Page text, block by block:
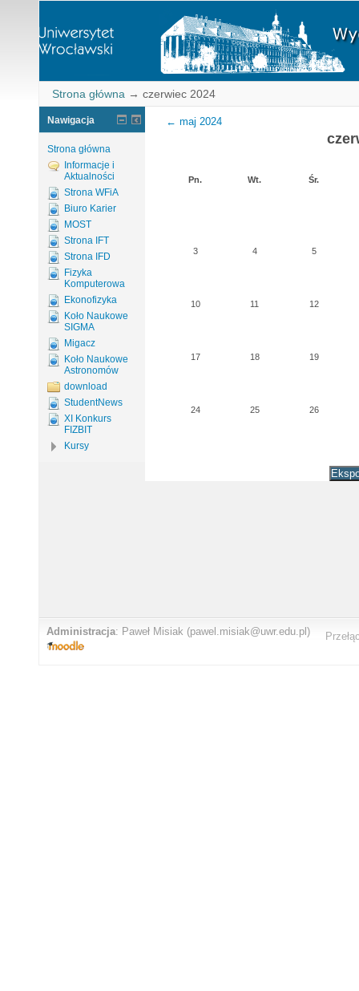
Strona główna → czerwiec 2024
← maj 2024
Pn. Wt. Śr.
3 4 5
10 11 12
17 18 19
24 25 26
Nawigacja
Strona główna
Informacje i
Aktualności
Strona WFiA
Biuro Karier
MOST
Strona IFT
Strona IFD
Fizyka
Komputerowa
Ekonofizyka
Koło Naukowe
SIGMA
Migacz
Koło Naukowe
Astronomów
download
StudentNews
XI Konkurs
FIZBIT
Kursy
Administracja: Paweł Misiak (pawel.misiak@uwr.edu.pl)